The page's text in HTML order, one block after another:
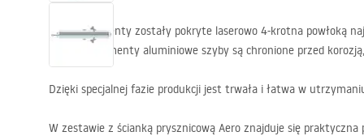
Czarne elementy zostały pokryte laserowo 4-krotna powłoką
technice elementy aluminiowe szyby są chronione przed
Dzięki specjalnej fazie produkcji jest trwała i łatwa w
W zestawie z ścianką prysznicową Aero znajduje się praktyczna